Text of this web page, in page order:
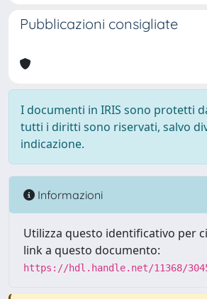
Pubblicazioni consigliate
I documenti in IRIS sono protetti
tutti i diritti sono riservati, salvo
indicazione.
Informazioni
Utilizza questo identificativo per
link a questo documento:
https://hdl.handle.net/11368/